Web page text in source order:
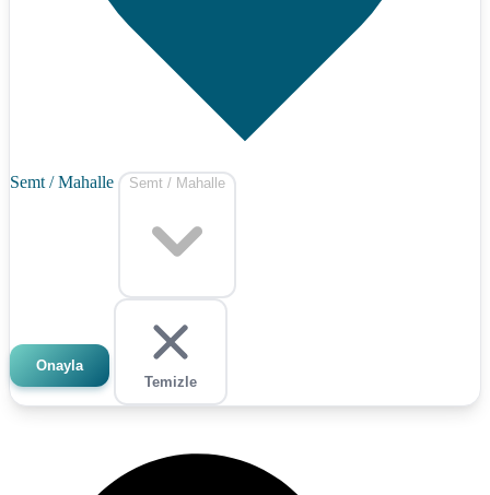
Semt / Mahalle Semt / Mahalle
Onayla
Temizle